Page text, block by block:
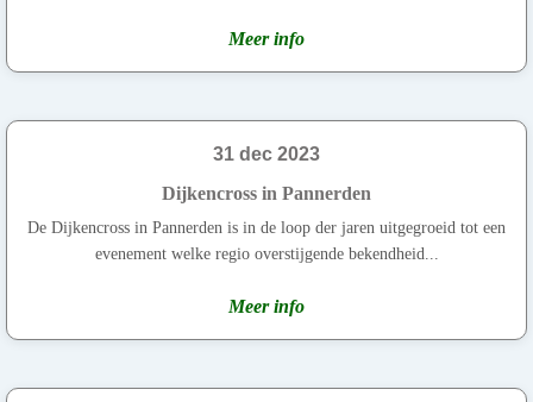
Meer info
31 dec 2023
Dijkencross in Pannerden
De Dijkencross in Pannerden is in de loop der jaren uitgegroeid tot een
evenement welke regio overstijgende bekendheid...
Meer info